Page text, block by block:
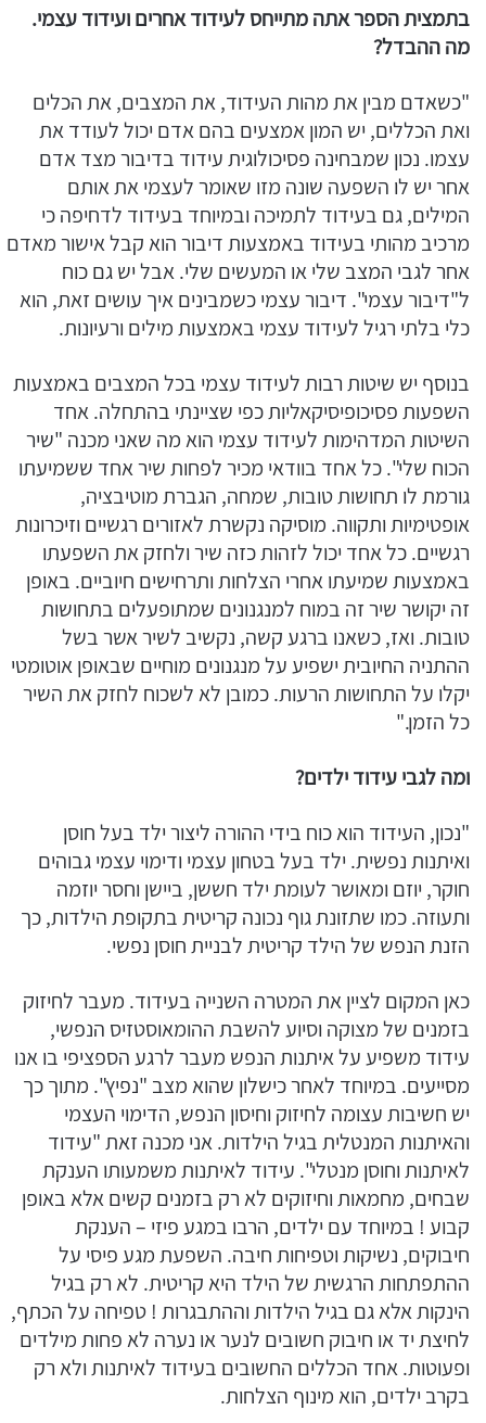
בתמצית הספר אתה מתייחס לעידוד אחרים ועידוד עצמי.
מה ההבדל?
"כשאדם מבין את מהות העידוד, את המצבים, את הכלים
ואת הכללים, יש המון אמצעים בהם אדם יכול לעודד את
עצמו. נכון שמבחינה פסיכולוגית עידוד בדיבור מצד אדם
אחר יש לו השפעה שונה מזו שאומר לעצמי את אותם
המילים, גם בעידוד לתמיכה ובמיוחד בעידוד לדחיפה כי
מרכיב מהותי בעידוד באמצעות דיבור הוא קבל אישור מאדם
אחר לגבי המצב שלי או המעשים שלי. אבל יש גם כוח
ל"דיבור עצמי". דיבור עצמי כשמבינים איך עושים זאת, הוא
כלי בלתי רגיל לעידוד עצמי באמצעות מילים ורעיונות.
בנוסף יש שיטות רבות לעידוד עצמי בכל המצבים באמצעות
השפעות פסיכופיסיקאליות כפי שציינתי בהתחלה. אחד
השיטות המדהימות לעידוד עצמי הוא מה שאני מכנה "שיר
הכוח שלי". כל אחד בוודאי מכיר לפחות שיר אחד ששמיעתו
גורמת לו תחושות טובות, שמחה, הגברת מוטיבציה,
אופטימיות ותקווה. מוסיקה נקשרת לאזורים רגשיים וזיכרונות
רגשיים. כל אחד יכול לזהות כזה שיר ולחזק את השפעתו
באמצעות שמיעתו אחרי הצלחות ותרחישים חיוביים. באופן
זה יקושר שיר זה במוח למנגנונים שמתופעלים בתחושות
טובות. ואז, כשאנו ברגע קשה, נקשיב לשיר אשר בשל
ההתניה החיובית ישפיע על מנגנונים מוחיים שבאופן אוטומטי
יקלו על התחושות הרעות. כמובן לא לשכוח לחזק את השיר
כל הזמן."
ומה לגבי עידוד ילדים?
"נכון, העידוד הוא כוח בידי ההורה ליצור ילד בעל חוסן
ואיתנות נפשית. ילד בעל בטחון עצמי ודימוי עצמי גבוהים
חוקר, יוזם ומאושר לעומת ילד חששן, ביישן וחסר יוזמה
ותעוזה. כמו שתזונת גוף נכונה קריטית בתקופת הילדות, כך
הזנת הנפש של הילד קריטית לבניית חוסן נפשי.
כאן המקום לציין את המטרה השנייה בעידוד. מעבר לחיזוק
בזמנים של מצוקה וסיוע להשבת ההומאוסטזיס הנפשי,
עידוד משפיע על איתנות הנפש מעבר לרגע הספציפי בו אנו
מסייעים. במיוחד לאחר כישלון שהוא מצב "נפיץ". מתוך כך
יש חשיבות עצומה לחיזוק וחיסון הנפש, הדימוי העצמי
והאיתנות המנטלית בגיל הילדות. אני מכנה זאת "עידוד
לאיתנות וחוסן מנטלי". עידוד לאיתנות משמעותו הענקת
שבחים, מחמאות וחיזוקים לא רק בזמנים קשים אלא באופן
קבוע ! במיוחד עם ילדים, הרבו במגע פיזי – הענקת
חיבוקים, נשיקות וטפיחות חיבה. השפעת מגע פיסי על
ההתפתחות הרגשית של הילד היא קריטית. לא רק בגיל
הינקות אלא גם בגיל הילדות וההתבגרות ! טפיחה על הכתף,
לחיצת יד או חיבוק חשובים לנער או נערה לא פחות מילדים
ופעוטות. אחד הכללים החשובים בעידוד לאיתנות ולא רק
בקרב ילדים, הוא מינוף הצלחות.